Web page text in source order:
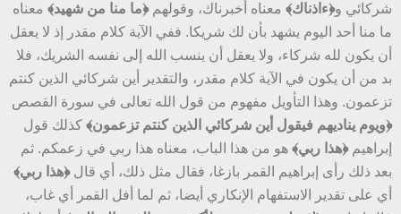
شركائي و﴿ءاذناك﴾ معناه أخبرناك، وقولهم﴿ما منا من شهيد﴾ معناه
ما منا أحد اليوم يشهد بأن لك شريكا. ففي الآية كلام مقدر إذ لا يعقل
أن يكون لله شركاء، ولا يعقل أن ينسب الله إلى نفسه الشريك، فلا
بد من أن يكون في الآية كلام مقدر، والتقدير أين شركائي الذين كنتم
تزعمون. وهذا التأويل مفهوم من قول الله تعالى في سورة القصص
﴿ويوم يناديهم فيقول أين شركائي الذين كنتم تزعمون﴾ كذلك قول
إبراهيم﴿هذا ربي﴾ هو من هذا الباب، معناه هذا ربي في زعمكم. ثم
بعد ذلك رأى إبراهيم القمر بازغا، فقال مثل ذلك، أي قال﴿هذا ربي﴾
أي على تقدير الاستفهام الإنكاري أيضا، ثم لما أفل القمر أي غاب،